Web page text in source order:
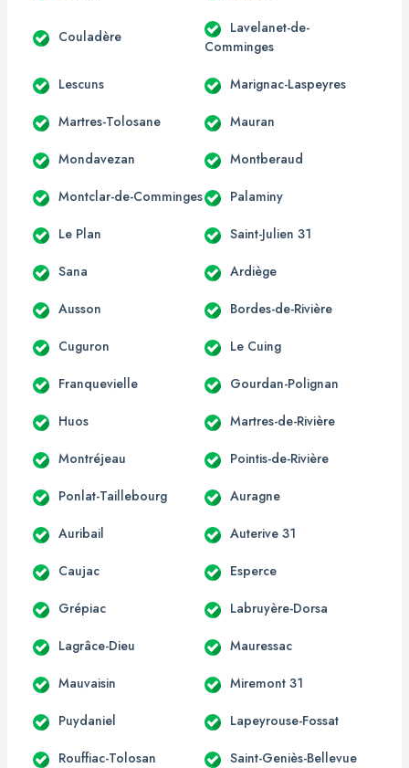
Couladère
Lavelanet-de-
Comminges
Lescuns Marignac-Laspeyres
Martres-Tolosane Mauran
Mondavezan Montberaud
Montclar-de-Comminges Palaminy
Le Plan Saint-Julien 31
Sana Ardiège
Ausson Bordes-de-Rivière
Cuguron Le Cuing
Franquevielle Gourdan-Polignan
Huos Martres-de-Rivière
Montréjeau Pointis-de-Rivière
Ponlat-Taillebourg Auragne
Auribail Auterive 31
Caujac Esperce
Grépiac Labruyère-Dorsa
Lagrâce-Dieu Mauressac
Mauvaisin Miremont 31
Puydaniel Lapeyrouse-Fossat
Rouffiac-Tolosan Saint-Geniès-Bellevue